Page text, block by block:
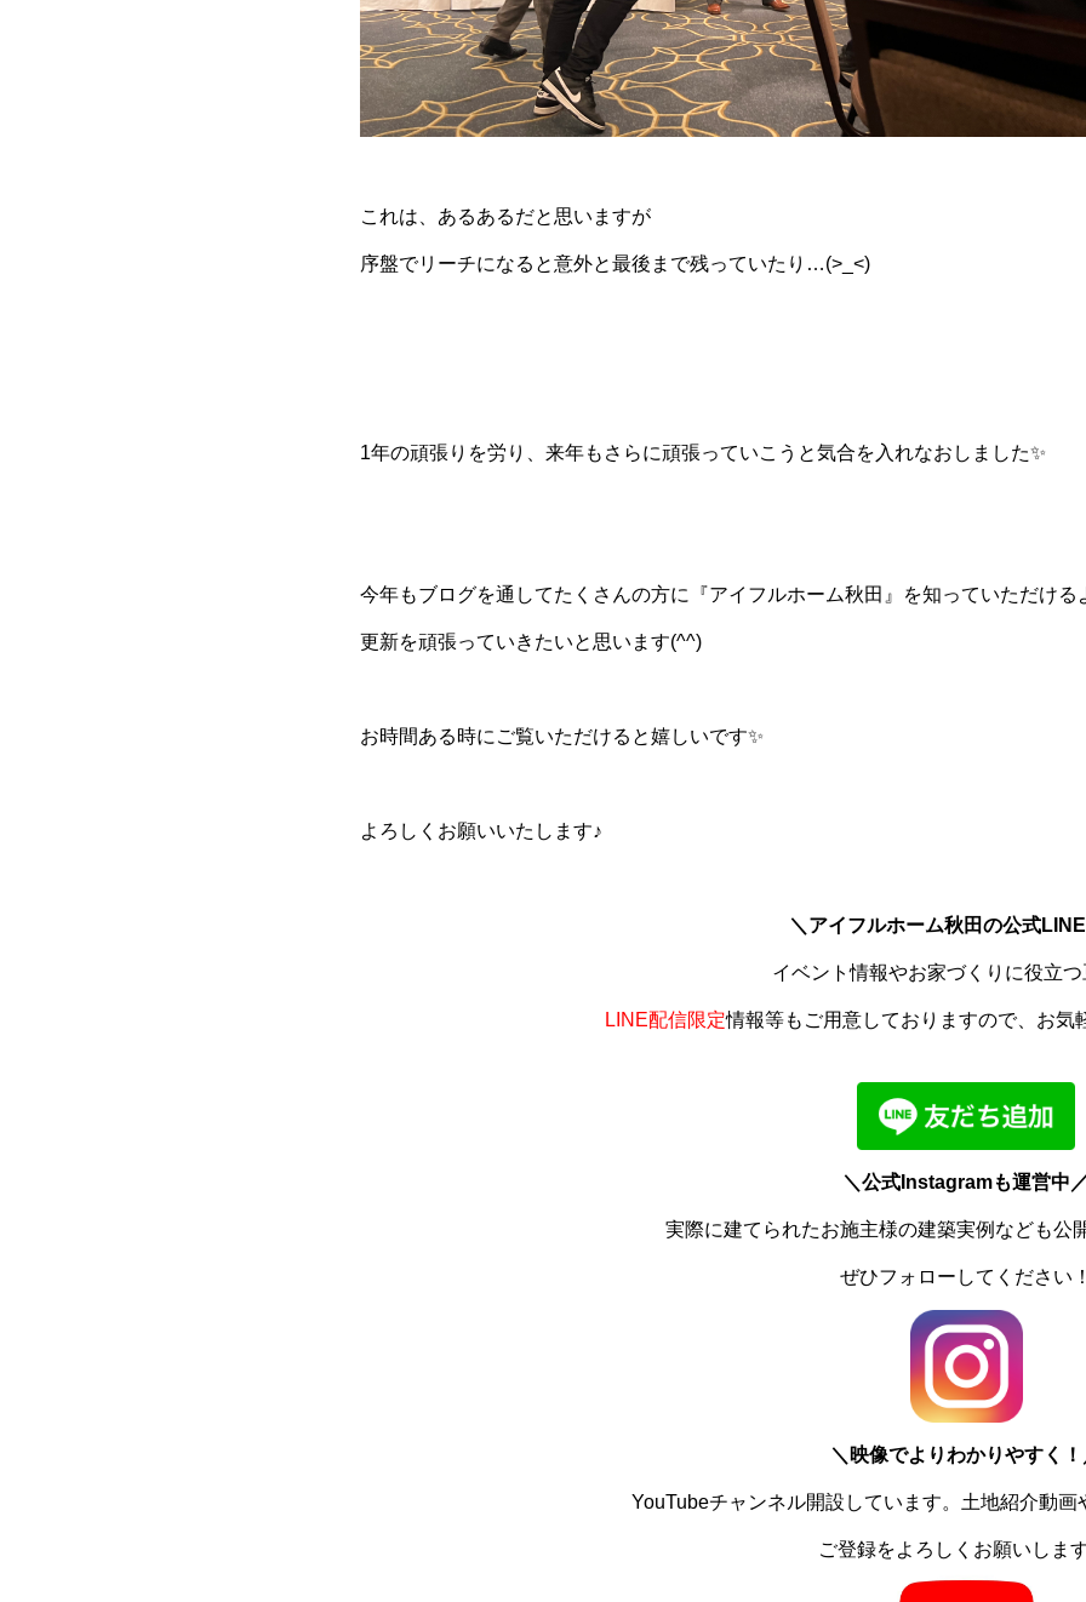
これは、あるあるだと思いますが
序盤でリーチになると意外と最後まで残っていたり…(>_<)
1年の頑張りを労り、来年もさらに頑張っていこうと気合を入れなおしました✨
今年もブログを通してたくさんの方に『アイフルホーム秋田』を知っていただける
更新を頑張っていきたいと思います(^^)
お時間ある時にご覧いただけると嬉しいです✨
よろしくお願いいたします♪
＼アイフルホーム秋田の公式
イベント情報やお家づくりに役立つ
LINE配信限定情報等もご用意しておりますので、お気
＼公式Instagramも運営中
実際に建てられたお施主様の建築実例なども公
ぜひフォローしてください！
＼ 映像でよりわかりやすく！
YouTubeチャンネル開設しています。土地紹介動画
ご登録をよろしくお願いしま